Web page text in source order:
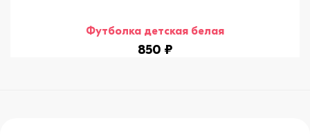
Футболка детская белая
850 ₽